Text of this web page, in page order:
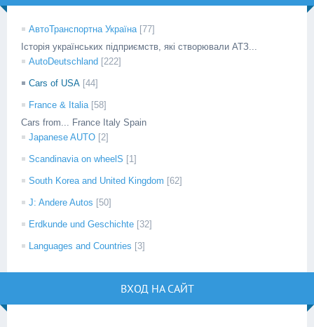
АвтоТранспортна Україна [77]
Історія українських підприємств, які створювали АТЗ...
AutoDeutschland [222]
Cars of USA [44]
France & Italia [58]
Cars from... France Italy Spain
Japanese AUTO [2]
Scandinavia on wheelS [1]
South Korea and United Kingdom [62]
J: Andere Autos [50]
Erdkunde und Geschichte [32]
Languages and Countries [3]
ВХОД НА САЙТ